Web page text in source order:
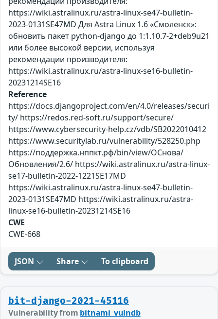
https://wiki.astralinux.ru/astra-linux-se47-bulletin-
2023-0131SE47MD Для Astra Linux 1.6 «Смоленск»:
обновить пакет python-django до 1:1.10.7-2+deb9u21
или более высокой версии, используя
рекомендации производителя:
https://wiki.astralinux.ru/astra-linux-se16-bulletin-
20231214SE16
Reference
https://docs.djangoproject.com/en/4.0/releases/securi
ty/ https://redos.red-soft.ru/support/secure/
https://www.cybersecurity-help.cz/vdb/SB2022010412
https://www.securitylab.ru/vulnerability/528250.php
https://поддержка.нппкт.рф/bin/view/ОСнова/
Обновления/2.6/ https://wiki.astralinux.ru/astra-linux-
se17-bulletin-2022-1221SE17MD
https://wiki.astralinux.ru/astra-linux-se47-bulletin-
2023-0131SE47MD https://wiki.astralinux.ru/astra-
linux-se16-bulletin-20231214SE16
CWE
CWE-668
JSON Share To clipboard
bit-django-2021-45116
Vulnerability from bitnami_vulndb